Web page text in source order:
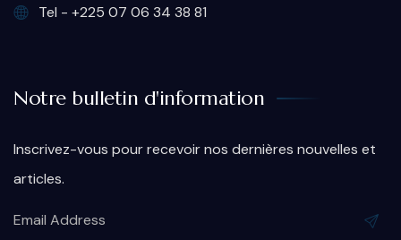
Tel - +225 07 06 34 38 81
Notre bulletin d'information
Inscrivez-vous pour recevoir nos dernières nouvelles et
articles.